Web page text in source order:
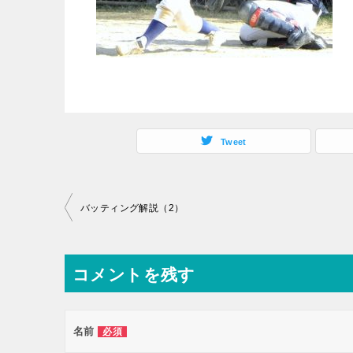
Tweet
投
ナ
ビ
ー
バッティング解説（2）
コメントを残す
名前 必須